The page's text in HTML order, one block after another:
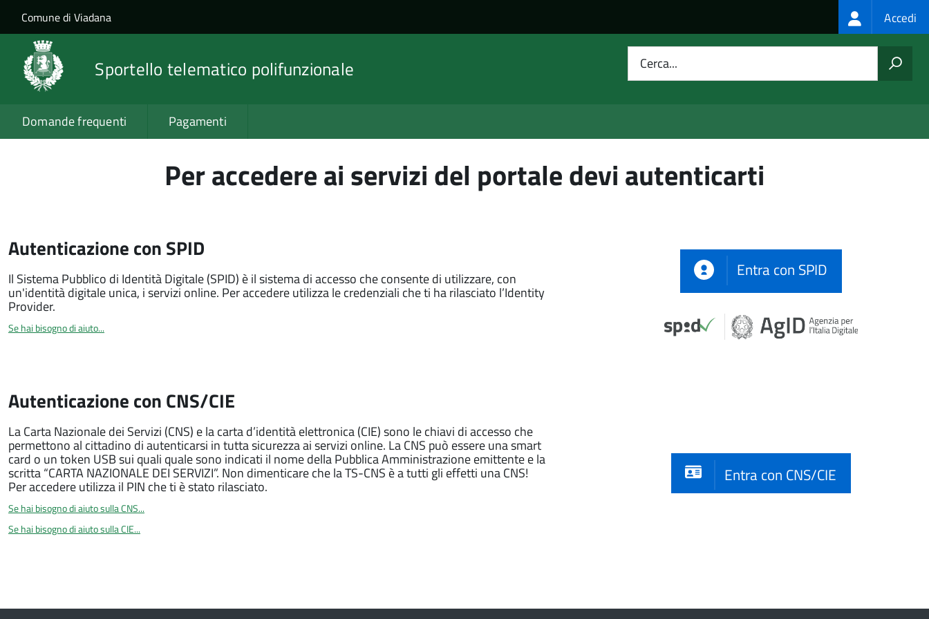
Salta al contenuto principale
Skip to site navigation
Comune di Viadana Login
menu
Accedi
Sportello telematico polifunzionale Cerca...
Domande frequenti Pagamenti
Per accedere ai servizi del portale devi autenticarti
Autenticazione con SPID
Il Sistema Pubblico di Identità Digitale (SPID) è il sistema di accesso che consente di utilizzare, con
un'identità digitale unica, i servizi online. Per accedere utilizza le credenziali che ti ha rilasciato l’Identity
Provider.
Se hai bisogno di aiuto...
Entra con SPID
Autenticazione con CNS/CIE
La Carta Nazionale dei Servizi (CNS) e la carta d’identità elettronica (CIE) sono le chiavi di accesso che
permettono al cittadino di autenticarsi in tutta sicurezza ai servizi online. La CNS può essere una smart
card o un token USB sui quali quale sono indicati il nome della Pubblica Amministrazione emittente e la
scritta “CARTA NAZIONALE DEI SERVIZI”. Non dimenticare che la TS-CNS è a tutti gli effetti una CNS!
Per accedere utilizza il PIN che ti è stato rilasciato.
Se hai bisogno di aiuto sulla CNS...
Se hai bisogno di aiuto sulla CIE...
Entra con CNS/CIE